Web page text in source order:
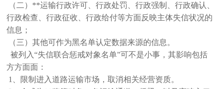
（二）**运输行政许可、行政处罚、行政强制、行政确认、
行政检查、行政征收、行政给付等方面反映主体失信状况的
信息；
（三）其他可作为黑名单认定数据来源的信息。
被列入“失信联合惩戒对象名单”可不是小事，其影响包括
方方面面：
1、限制进入道路运输市场，取消相关经营资质。